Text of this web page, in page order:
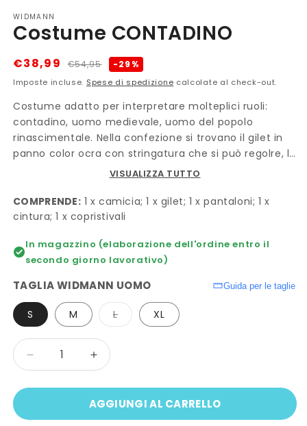
WIDMANN
Costume CONTADINO
Prezzo
di
€54,95
Prezzo
scontato
€38,99 -29%
Imposte incluse. Spese di spedizione calcolate al check-out.
Costume adatto per interpretare molteplici ruoli:
contadino, uomo medievale, uomo del popolo
rinascimentale. Nella confezione si trovano il gilet in
panno color ocra con stringatura che si può regolre, la
camicia color panna con lo scollo a V e elastici ai
e finiscono con elastico, la cintura con stoffa a
doppio da annodare in vita, ed un paio di copristivali
sul polpaccio per migliore vestibilità e due elastici da
passare sotto la scarpa.
VISUALIZZA TUTTO
COMPRENDE: 1 x camicia; 1 x gilet; 1 x pantaloni; 1 x
cintura; 1 x copristivali
In magazzino (elaborazione dell'ordine entro il
secondo giorno lavorativo)
TAGLIA WIDMANN UOMO Guida per le taglie
S M LVariante
esaurita
XL
Quantità
Diminuisci
quantità
per
CONTADINO
Aumenta
quantità
per
Costume
CONTADINO
AGGIUNGI AL CARRELLO